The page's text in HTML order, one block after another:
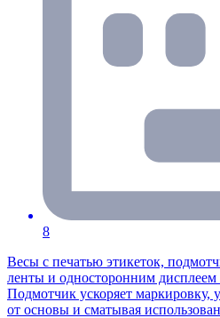
8
Весы с печатью этикеток,
ленты и односторонним дисплеем
Подмотчик ускоряет маркировку,
от основы и сматывая